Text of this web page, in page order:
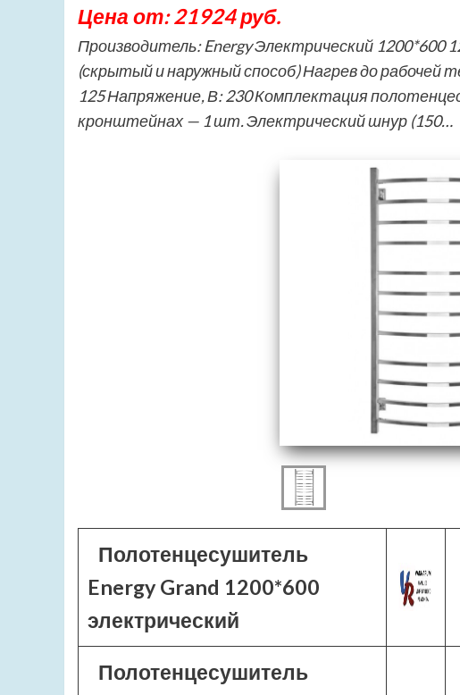
Цена от: 21924 руб.
Производитель: Energy Электрический 1200*600
(скрытый и наружный способ) Нагрев до
125 Напряжение, В: 230 Комплектация
кронштейнах — 1 шт. Электрический шнур (150…
Полотенцесушитель
Energy Grand 1200*600
электрический
Полотенцесушитель